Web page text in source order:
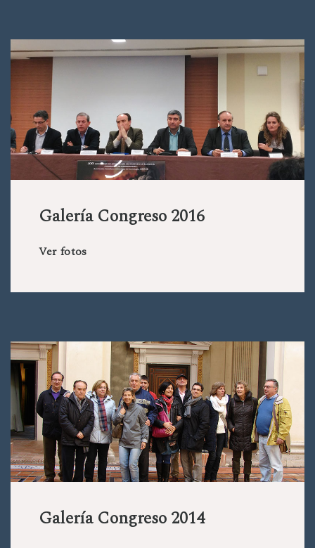
Galería Congreso 2016
Ver fotos
Galería Congreso 2014